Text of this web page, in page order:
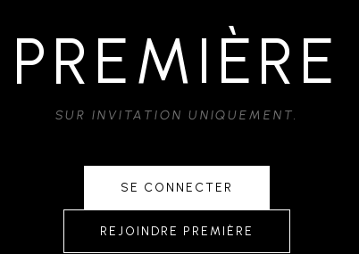
PREMIÈRE
SUR INVITATION UNIQUEMENT.
SE CONNECTER
REJOINDRE PREMIÈRE